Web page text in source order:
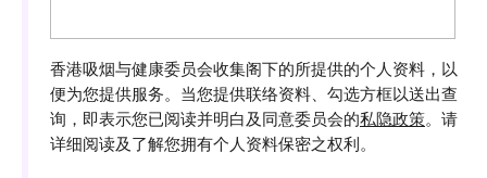
香港吸烟与健康委员会收集阁下的所提供的个人资料，以
便为您提供服务。当您提供联络资料、勾选方框以送出查
询，即表示您已阅读并明白及同意委员会的私隐政策。请
详细阅读及了解您拥有个人资料保密之权利。